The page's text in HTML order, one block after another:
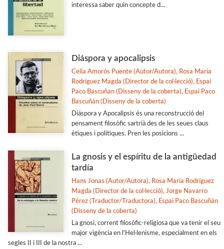
interessa saber quin concepte d...
Diáspora y apocalipsis
Celia Amorós Puente (Autor/Autora), Rosa María
Rodríguez Magda (Director de la col·lecció), Espai
Paco Bascuñan (Disseny de la coberta), Espai Paco
Bascuñán (Disseny de la coberta)
Diáspora y Apocalipsis és una reconstrucció del
pensament filosòfic sartrià des de les seues claus
ètiques i polítiques. Pren les posicions ...
La gnosis y el espíritu de la antigüedad
tardía
Hans Jonas (Autor/Autora), Rosa María Rodríguez
Magda (Director de la col·lecció), Jorge Navarro
Pérez (Traductor/Traductora), Espai Paco Bascuñán
(Disseny de la coberta)
La gnosi, corrent filosòfic-religiosa que va tenir el seu
major vigència en l'Hel·lenisme, especialment en els
segles II i III de la nostra ...